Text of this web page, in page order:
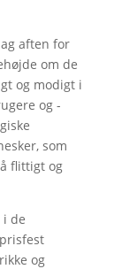
aften for
om de
og modigt i
og -
som
flittigt og
i de
og